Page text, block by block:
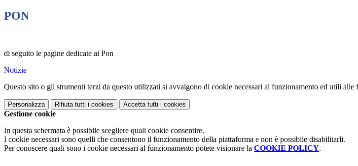
PON
di seguito le pagine dedicate ai Pon
Notizie
Questo sito o gli strumenti terzi da questo utilizzati si avvalgono di cookie necessari al funzionamento ed utili alle
Personalizza Rifiuta tutti i cookies Accetta tutti i cookies
Gestione cookie
In questa schermata è possibile scegliere quali cookie consentire.
I cookie necessari sono quelli che consentono il funzionamento della piattaforma e non è possibile disabilitarli.
Per conoscere quali sono i cookie necessari al funzionamento potete visionare la COOKIE POLICY.